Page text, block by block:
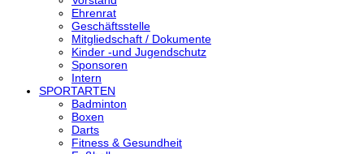
Ehrenrat
Geschäftsstelle
Mitgliedschaft / Dokumente
Kinder -und Jugendschutz
Sponsoren
Intern
SPORTARTEN
Badminton
Boxen
Darts
Fitness & Gesundheit